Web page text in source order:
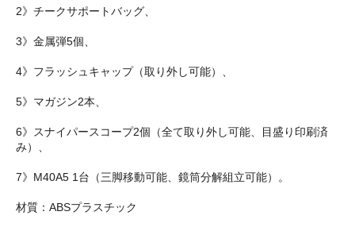
2》チークサポートバッグ、
3》金属弾5個、
4》フラッシュキャップ（取り外し可能）、
5》マガジン2本、
6》スナイパースコープ2個（全て取り外し可能、目盛り印刷済
み）、
7》M40A5 1台（三脚移動可能、鏡筒分解組立可能）。
材質：ABSプラスチック